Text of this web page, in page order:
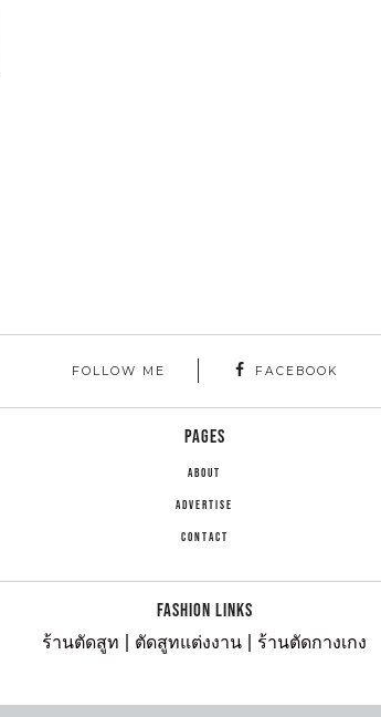
FOLLOW ME FACEBOOK
PAGES
ABOUT
ADVERTISE
CONTACT
FASHION LINKS
ร้านตัดสูท ตัดสูทแต่งงาน ร้านตัดกางเกง